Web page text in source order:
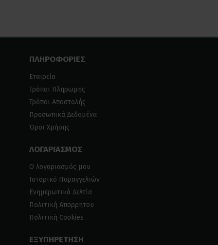
ΠΛΗΡΟΦΟΡΙΕΣ
Εταιρεία
Τρόποι Πληρωμής
Τρόποι Αποστολής
Προσωπικά Δεδομένα
Όροι Χρήσης
ΛΟΓΑΡΙΑΣΜΟΣ
Ο λογαριασμός μου
Ιστορικό Παραγγελιών
Ενημερωτικά Δελτία
Πολιτική Απορρήτου
Πολιτική Cookies
ΕΞΥΠΗΡΕΤΗΣΗ